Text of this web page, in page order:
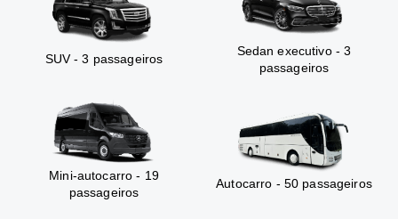
SUV - 3 passageiros
Sedan executivo - 3
passageiros
Mini-autocarro - 19
passageiros
Autocarro - 50 passageiros